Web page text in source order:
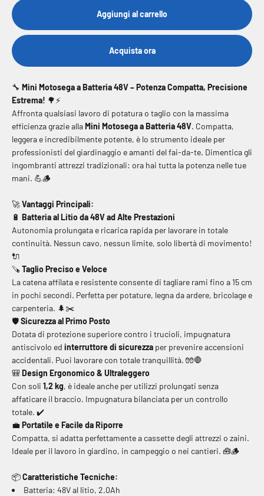
Aggiungi al carrello
Acquista ora
🔧 Mini Motosega a Batteria 48V – Potenza Compatta, Precisione
Estrema! 🌳⚡
Affronta qualsiasi lavoro di potatura o taglio con la massima
efficienza grazie allaMini Motosega a Batteria 48V. Compatta,
leggera e incredibilmente potente, è lo strumento ideale per
professionisti del giardinaggio e amanti del fai-da-te. Dimentica gli
ingombranti attrezzi tradizionali: ora hai tutta la potenza nelle tue
mani. 💪🪵
🚀Vantaggi Principali:
🔋 Batteria al Litio da 48V ad Alte Prestazioni
Autonomia prolungata e ricarica rapida per lavorare in totale
continuità. Nessun cavo, nessun limite, solo libertà di movimento!
🔌
🪚Taglio Preciso e Veloce
La catena affilata e resistente consente di tagliare rami fino a 15 cm
in pochi secondi. Perfetta per potature, legna da ardere, bricolage e
carpenteria. 🌲✂️
🛡️Sicurezza al Primo Posto
Dotata di protezione superiore contro i trucioli, impugnatura
antiscivolo ed interruttore di sicurezza per prevenire accensioni
accidentali. Puoi lavorare con totale tranquillità. 🧤🛑
🎒Design Ergonomico & Ultraleggero
Con soli 1,2 kg, è ideale anche per utilizzi prolungati senza
affaticare il braccio. Impugnatura bilanciata per un controllo
totale. ✔️
💼Portatile e Facile da Riporre
Compatta, si adatta perfettamente a cassette degli attrezzi o zaini.
Ideale per il lavoro in giardino, in campeggio o nei cantieri. 🧰🪵
📦Caratteristiche Tecniche:
Batteria: 48V al litio, 2.0Ah